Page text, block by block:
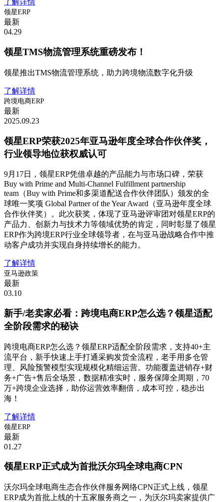
了解详情
领星ERP
最新
04.29
领星TMS物流管理系统重磅发布！
领星推出TMS物流管理系统，助力跨境物流数字化升级
了解详情
跨境电商ERP
最新
2025.09.23
领星ERP荣获2025年亚马逊年度全球合作伙伴奖，
行业领导地位获权威认可
9月17日，领星ERP凭借卓越的产品能力与市场口碑，荣获
Buy with Prime and Multi-Channel Fulfillment partnership
team（Buy with Prime和多渠道配送合作伙伴团队）颁发的全
球唯一奖项 Global Partner of the Year Award（亚马逊年度全球
合作伙伴奖）。此次获奖，体现了亚马逊评审团对领星ERP的
产品力、创新力与技术力等领域优势的肯定，同时彰显了领星
ERP作为跨境ERP行业全球领导者，在与亚马逊战略合作中推
动客户成功并实现自身持续增长的能力。
了解详情
亚马逊政策
最新
03.10
新手/老卖家必看：跨境电商ERP怎么选？领星适配
全阶段需求的秘诀
跨境电商ERP怎么选？领星ERP适配全阶段需求，支持40+主
流平台，新手快速上手打通采购发货全流程，老手用多仓管
理、风险预警模型实现规模化精细运营。功能覆盖进销存+财
务+广告+售后全场景，数据精准实时，服务保障全周期，70
万+跨境企业选择，助你运营效率翻倍，成本可控，稳步出
海！
了解详情
领星ERP
最新
01.27
领星ERP正式成为首批沃尔玛全球电商CPN
沃尔玛全球电商生态合作伙伴服务网络CPN正式上线，领星
ERP成为首批上线的十五家服务商之一，为沃尔玛卖家提供广